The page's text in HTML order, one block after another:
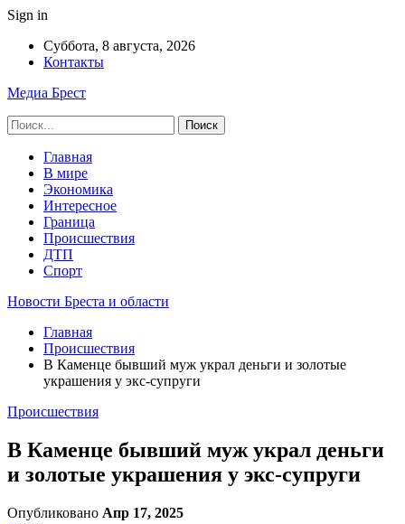
Sign in
Суббота, 8 августа, 2026
Контакты
Медиа Брест
Главная
В мире
Экономика
Интересное
Граница
Происшествия
ДТП
Спорт
Новости Бреста и области
Главная
Происшествия
В Каменце бывший муж украл деньги и золотые
украшения у экс-супруги
Происшествия
В Каменце бывший муж украл деньги
и золотые украшения у экс-супруги
Опубликовано Апр 17, 2025